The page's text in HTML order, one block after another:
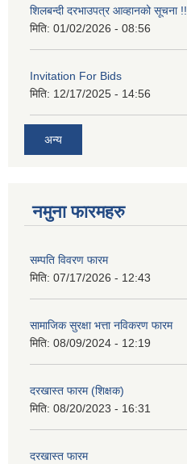
शिलबन्दी दरभाउपत्र आव्हानको सूचना !!
मिति: 01/02/2026 - 08:56
Invitation For Bids
मिति: 12/17/2025 - 14:56
अन्य
नमुना फारमहरु
सम्पति विवरण फारम
मिति: 07/17/2026 - 12:43
सामाजिक सुरक्षा भत्ता नविकरण फारम
मिति: 08/09/2024 - 12:19
दरखास्त फारम (शिक्षक)
मिति: 08/20/2023 - 16:31
दरखास्त फारम